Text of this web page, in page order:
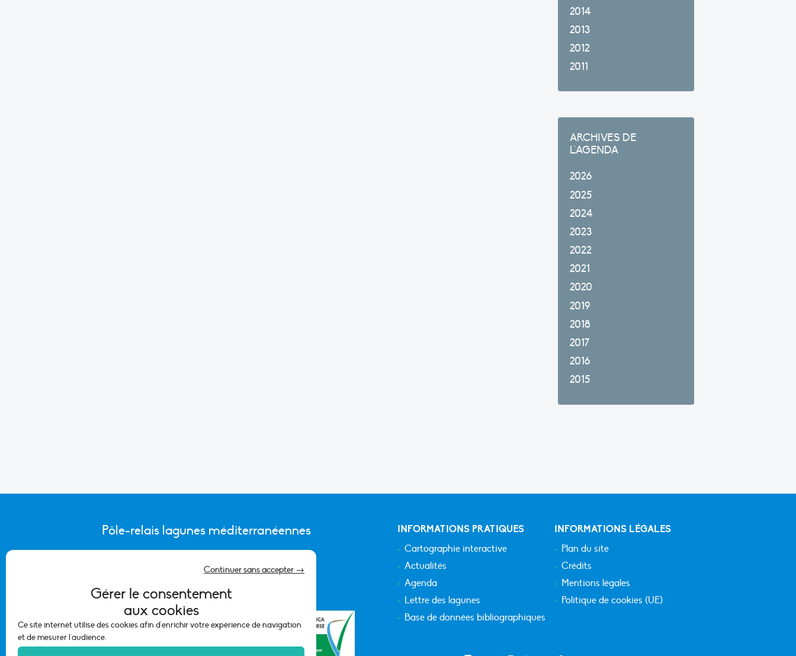
Gérer le consentement
aux cookies
Ce site internet utilise des cookies afin d'enrichir votre expérience de navigation
et de mesurer l'audience.
Continuer sans accepter →
2014
2013
2012
2011
ARCHIVES DE
L'AGENDA
2026
2025
2024
2023
2022
2021
2020
2019
2018
2017
2016
2015
Pôle-relais lagunes méditerranéennes
CONTACTER L’ÉQUIPE DU PÔLE
INFORMATIONS PRATIQUES
Cartographie interactive
Actualités
Agenda
Lettre des lagunes
Base de données bibliographiques
INFORMATIONS LÉGALES
Plan du site
Crédits
Mentions légales
Politique de cookies (UE)